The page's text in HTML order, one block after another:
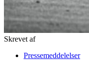
Skrevet af
Pressemeddelelser